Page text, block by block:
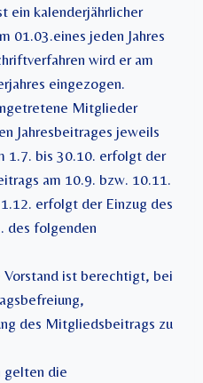
ein kalenderjährlicher
01.03.eines jeden Jahres
wird er am
eingezogen.
Mitglieder
Jahresbeitrages jeweils
1.7. bis 30.10. erfolgt der
am 10.9. bzw. 10.11.
erfolgt der Einzug des
des folgenden
ist berechtigt, bei
des Mitgliedsbeitrags zu
gelten die